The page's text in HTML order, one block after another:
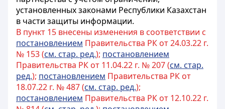
установленных законами Республики Казахстан
в части защиты информации.
В пункт 15 внесены изменения в соответствии с
постановлением Правительства РК от 24.03.22 г.
№ 153 (см. стар. ред.); постановлением
Правительства РК от 11.04.22 г. № 207 (см. стар.
ред.); постановлением Правительства РК от
18.07.22 г. № 487 (см. стар. ред.);
постановлением Правительства РК от 12.10.22 г.